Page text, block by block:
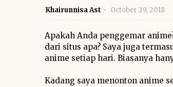
Khairunnisa Ast October 29, 2018
Apakah Anda penggemar
dari situs apa? Saya juga
anime setiap hari. Biasanya
Kadang saya menonton anime